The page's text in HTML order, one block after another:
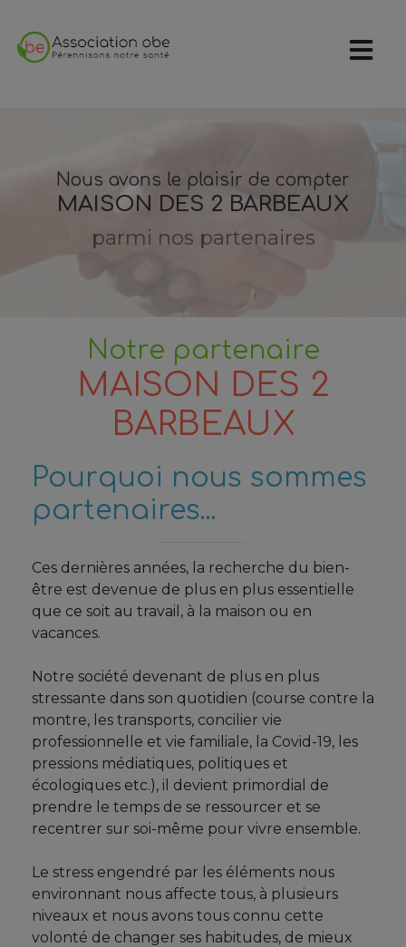
Nous avons le plaisir de compter
MAISON DES 2 BARBEAUX
parmi nos partenaires
Notre partenaire
MAISON DES 2
BARBEAUX
Pourquoi nous sommes
partenaires...
Ces dernières années, la recherche du bien-
être est devenue de plus en plus essentielle
que ce soit au travail, à la maison ou en
vacances.
Notre société devenant de plus en plus
stressante dans son quotidien (course contre la
montre, les transports, concilier vie
professionnelle et vie familiale, la Covid-19, les
pressions médiatiques, politiques et
écologiques etc.), il devient primordial de
prendre le temps de se ressourcer et se
recentrer sur soi-même pour vivre ensemble.
Le stress engendré par les éléments nous
environnant nous affecte tous, à plusieurs
niveaux et nous avons tous connu cette
volonté de changer ses habitudes, de mieux